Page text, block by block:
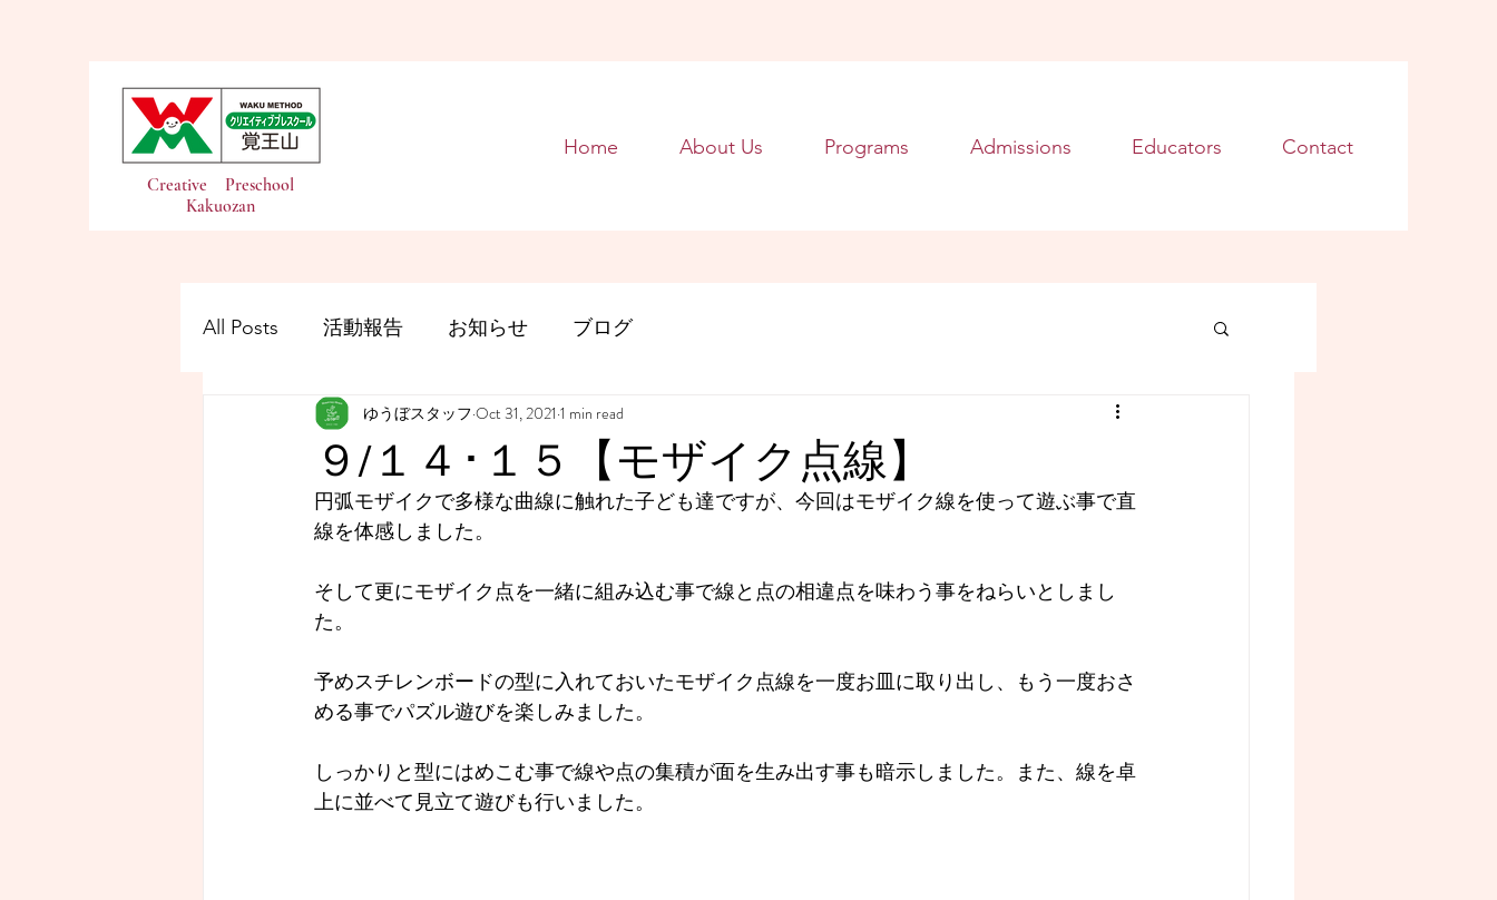
Creative Preschool
Kakuozan
Home About Us Programs Admissions Educators Contact
All Posts 活動報告 お知らせ ブログ
９/１４･１５【モザイク点線】
ゆうぼスタッフ Oct 31, 2021 1 min read
円弧モザイクで多様な曲線に触れた子ども達ですが、今回はモザイク線を使って遊ぶ事で直
線を体感しました。
そして更にモザイク点を一緒に組み込む事で線と点の相違点を味わう事をねらいとしまし
た。
予めスチレンボードの型に入れておいたモザイク点線を一度お皿に取り出し、もう一度おさ
める事でパズル遊びを楽しみました。
しっかりと型にはめこむ事で線や点の集積が面を生み出す事も暗示しました。また、線を卓
上に並べて見立て遊びも行いました。